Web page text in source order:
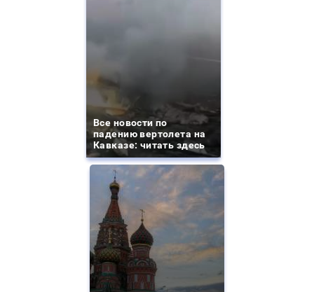
Все новости по
падению вертолета на
Кавказе: читать здесь